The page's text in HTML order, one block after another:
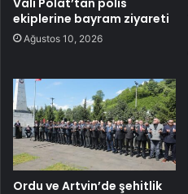
Vali Polat’tan polis
ekiplerine bayram ziyareti
Ağustos 10, 2026
Ordu ve Artvin’de şehitlik